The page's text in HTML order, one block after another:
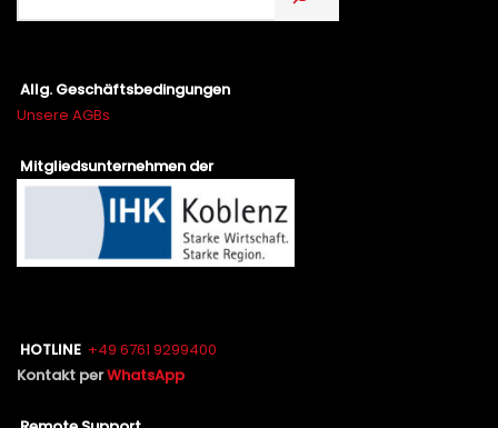
Allg. Geschäftsbedingungen
Unsere AGBs
Mitgliedsunternehmen der
HOTLINE +49 6761 9299400
Kontakt perWhatsApp